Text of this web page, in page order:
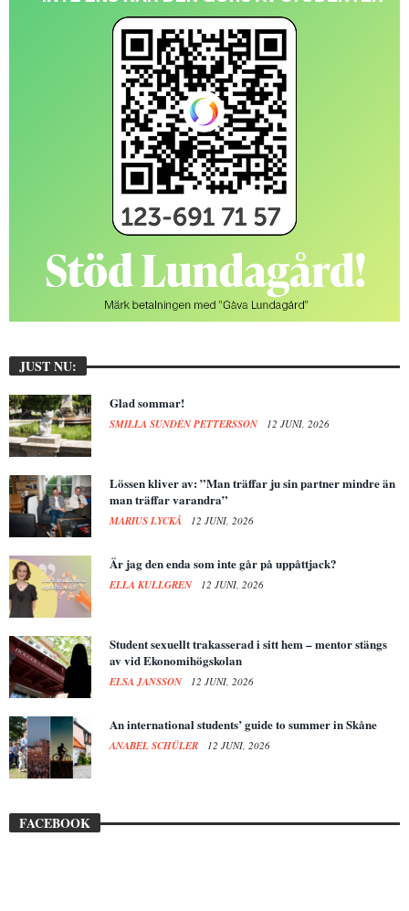
JUST NU:
Glad sommar!
SMILLA SUNDÉN PETTERSSON 12 JUNI, 2026
Lössen kliver av: ”Man träffar ju sin partner mindre än
man träffar varandra”
MARIUS LYCKÅ 12 JUNI, 2026
Är jag den enda som inte går på uppåttjack?
ELLA KULLGREN 12 JUNI, 2026
Student sexuellt trakasserad i sitt hem – mentor stängs
av vid Ekonomihögskolan
ELSA JANSSON 12 JUNI, 2026
An international students’ guide to summer in Skåne
ANABEL SCHÜLER 12 JUNI, 2026
FACEBOOK